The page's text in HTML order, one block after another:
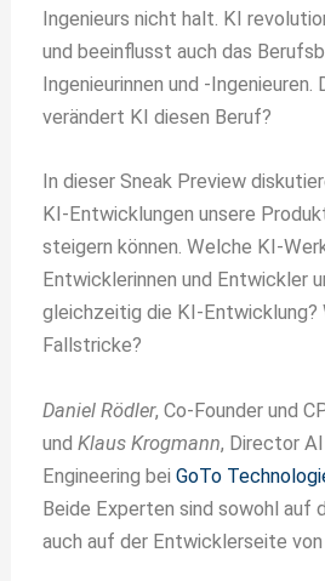
Ingenieurs nicht halt. KI
und beeinflusst auch das
Ingenieurinnen und -Ingenieuren.
verändert KI diesen Beruf?
In dieser Sneak Preview
KI-Entwicklungen unsere
steigern können. Welche KI-
Entwicklerinnen und Entwickler
gleichzeitig die KI-Entwicklung?
Fallstricke?
Daniel Rödler, Co-Founder und
undKlaus Krogmann, Director
Engineering beiGoTo
Beide Experten sind sowohl auf
auch auf der Entwicklerseite